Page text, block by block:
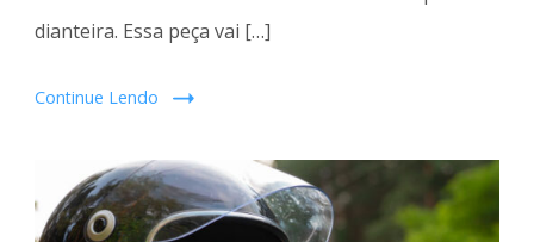
dianteira. Essa peça vai […]
Continue Lendo